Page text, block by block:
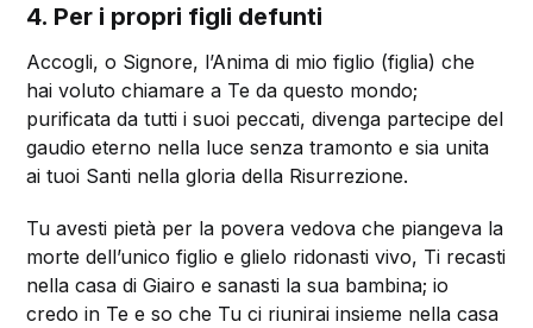
4. Per i propri figli defunti
Accogli, o Signore, l’Anima di mio figlio (figlia) che
hai voluto chiamare a Te da questo mondo;
purificata da tutti i suoi peccati, divenga partecipe del
gaudio eterno nella luce senza tramonto e sia unita
ai tuoi Santi nella gloria della Risurrezione.
Tu avesti pietà per la povera vedova che piangeva la
morte dell’unico figlio e glielo ridonasti vivo, Ti recasti
nella casa di Giairo e sanasti la sua bambina; io
credo in Te e so che Tu ci riunirai insieme nella casa